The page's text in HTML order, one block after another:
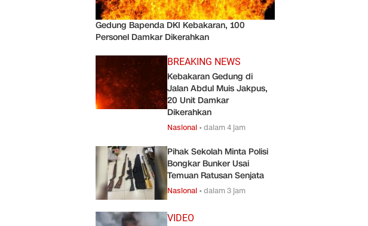
Gedung Bapenda DKI Kebakaran, 100
Personel Damkar Dikerahkan
BREAKING NEWS
Kebakaran Gedung di
Jalan Abdul Muis Jakpus,
20 Unit Damkar
Dikerahkan
Nasional •dalam 4 jam
Pihak Sekolah Minta Polisi
Bongkar Bunker Usai
Temuan Ratusan Senjata
Nasional •dalam 3 jam
VIDEO